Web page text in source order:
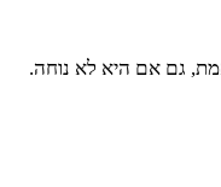
גם אם היא לא נוחה.